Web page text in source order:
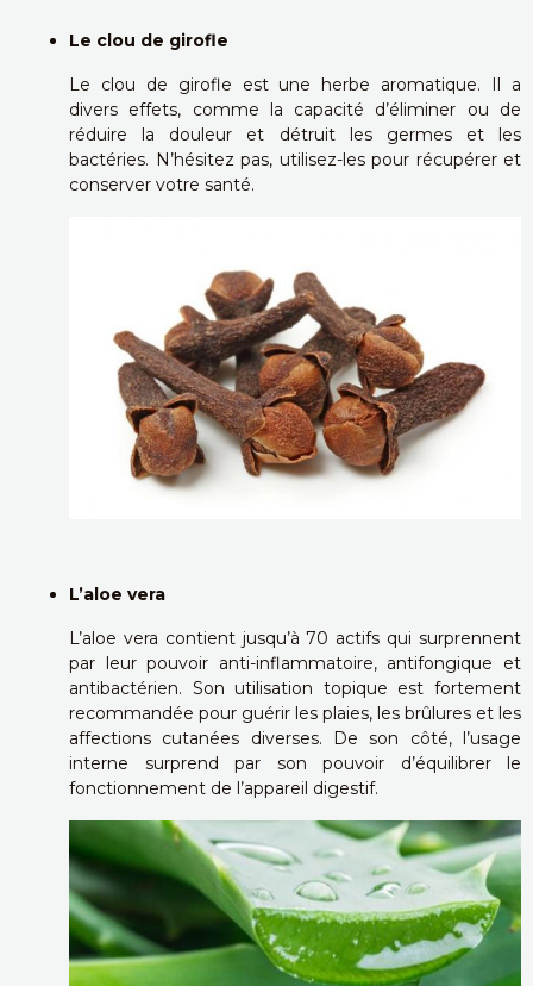
Le clou de girofle
Le clou de girofle est une herbe aromatique. Il a
divers effets, comme la capacité d’éliminer ou de
réduire la douleur et détruit les germes et les
bactéries. N’hésitez pas, utilisez-les pour récupérer et
conserver votre santé.
L’aloe vera
L’aloe vera contient jusqu’à 70 actifs qui surprennent
par leur pouvoir anti-inflammatoire, antifongique et
antibactérien. Son utilisation topique est fortement
recommandée pour guérir les plaies, les brûlures et les
affections cutanées diverses. De son côté, l’usage
interne surprend par son pouvoir d’équilibrer le
fonctionnement de l’appareil digestif.